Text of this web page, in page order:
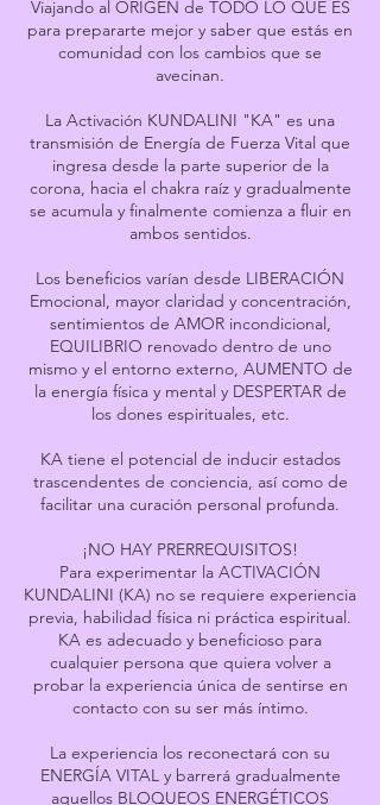
Viajando al ORIGEN de TODO LO QUE ES
para prepararte mejor y saber que estás en
comunidad con los cambios que se
avecinan.
La Activación KUNDALINI "KA" es una
transmisión de Energía de Fuerza Vital que
ingresa desde la parte superior de la
corona, hacia el chakra raíz y gradualmente
se acumula y finalmente comienza a fluir en
ambos sentidos.
Los beneficios varían desde LIBERACIÓN
Emocional, mayor claridad y concentración,
sentimientos de AMOR incondicional,
EQUILIBRIO renovado dentro de uno
mismo y el entorno externo, AUMENTO de
la energía física y mental y DESPERTAR de
los dones espirituales, etc.
KA tiene el potencial de inducir estados
trascendentes de conciencia, así como de
facilitar una curación personal profunda.
¡NO HAY PRERREQUISITOS!
Para experimentar la ACTIVACIÓN
KUNDALINI (KA) no se requiere experiencia
previa, habilidad física ni práctica espiritual.
KA es adecuado y beneficioso para
cualquier persona que quiera volver a
probar la experiencia única de sentirse en
contacto con su ser más íntimo.
La experiencia los reconectará con su
ENERGÍA VITAL y barrerá gradualmente
aquellos BLOQUEOS ENERGÉTICOS